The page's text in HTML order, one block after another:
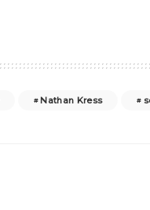
Nathan Kress